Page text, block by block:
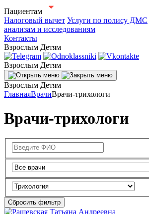
Пациентам
Налоговый вычет Услуги по полису ДМС
анализам и исследованиям
Контакты
Взрослым Детям
Взрослым Детям
Взрослым Детям
ГлавнаяВрачиВрачи-трихологи
Врачи-трихологи
Сбросить фильтр